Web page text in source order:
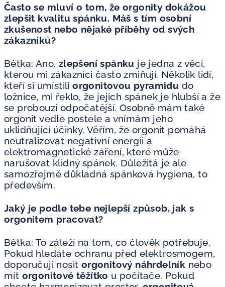
Často se mluví o tom, že orgonity dokážou
zlepšit kvalitu spánku. Máš s tím osobní
zkušenost nebo nějaké příběhy od svých
zákazníků?
Bětka: Ano, zlepšení spánku je jedna z věcí,
kterou mi zákazníci často zmiňují. Několik lidí,
kteří si umístiliorgonitovou pyramidu do
ložnice, mi řeklo, že jejich spánek je hlubší a že
se probouzí odpočatější. Osobně mám také
orgonit vedle postele a vnímám jeho
uklidňující účinky. Věřím, že orgonit pomáhá
neutralizovat negativní energii a
elektromagnetické záření, které může
narušovat klidný spánek. Důležitá je ale
samozřejmě důkladná spánková hygiena, to
především.
Jaký je podle tebe nejlepší způsob, jak s
orgonitem pracovat?
Bětka: To záleží na tom, co člověk potřebuje.
Pokud hledáte ochranu před elektrosmogem,
doporučuji nosit orgonitový náhrdelník nebo
mít orgonitové těžítko u počítače. Pokud